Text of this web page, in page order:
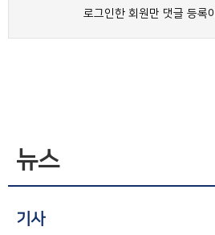
로그인한 회원만 댓글 등록
뉴스
기사